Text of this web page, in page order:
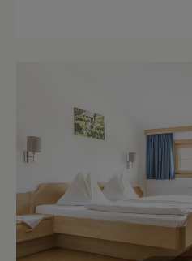
Backofen
Toilette
Handtücher
Kaffeemaschine